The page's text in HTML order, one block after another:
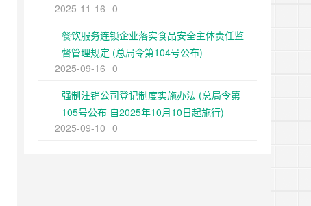
二次修正）
2025-11-16 0
餐饮服务连锁企业落实食品安全主体责任监
督管理规定 (总局令第104号公布)
2025-09-16 0
强制注销公司登记制度实施办法 (总局令第
105号公布 自2025年10月10日起施行)
2025-09-10 0